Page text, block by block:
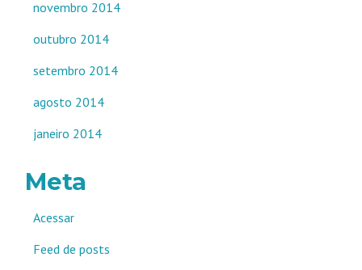
novembro 2014
outubro 2014
setembro 2014
agosto 2014
janeiro 2014
Meta
Acessar
Feed de posts